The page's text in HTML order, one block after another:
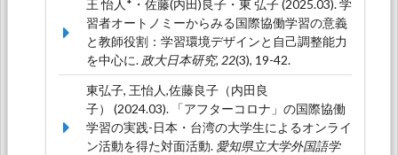
王 怡人*・佐藤(内田)良子・東 弘子 (2025.03). 学
習者オートノミーからみる国際協働学習の意義
と教師役割：学習環境デザインと自己調整能力
を中心に. 政大日本研究, 22(3), 19-42.
東弘子, 王怡人,佐藤良子（内田良
子） (2024.03). 「アフターコロナ」の国際協働
学習の実践-日本・台湾の大学生によるオンライ
ン活動を得た対面活動. 愛知県立大学外国語学